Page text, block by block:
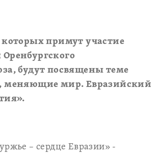
примут участие
будут посвящены теме
меняющие мир. Евразийский
– сердце Евразии» -